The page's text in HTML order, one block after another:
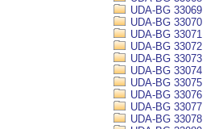
UDA-BG 33069
UDA-BG 33070
UDA-BG 33071
UDA-BG 33072
UDA-BG 33073
UDA-BG 33074
UDA-BG 33075
UDA-BG 33076
UDA-BG 33077
UDA-BG 33078